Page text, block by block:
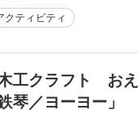
クティビティ
工クラフト おえ
琴／ヨーヨー」